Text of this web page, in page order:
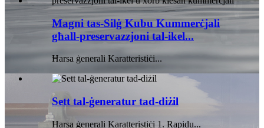
Magni tas-Silġ Kubu Kummerċjali
għall-preservazzjoni tal-ikel...
Ħarsa ġenerali Karatteristiċi...
Sett tal-ġeneratur tad-diżil
Ħarsa ġenerali Karatteristiċi 1. Rapidu...